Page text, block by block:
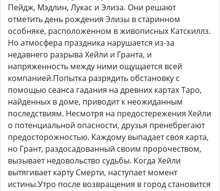
Пейдж, Мэдлин, Лукас и Элиза. Они решают
отметить день рождения Элизы в старинном
особняке, расположенном в живописных Катскиллз.
Но атмосфера праздника нарушается из-за
недавнего разрыва Хейли и Гранта, и
напряженность между ними ощущается всей
компанией.Попытка разрядить обстановку с
помощью сеанса гадания на древних картах Таро,
найденных в доме, приводит к неожиданным
последствиям. Несмотря на предостережения Хейли
о потенциальной опасности, друзья пренебрегают
предосторожностью. Каждому выпадает своя карта,
но Грант, раздосадованный своим пророчеством,
вызывает недовольство судьбы. Когда Хейли
вытягивает карту Смерти, наступает момент
истины.Утро после возвращения в город становится